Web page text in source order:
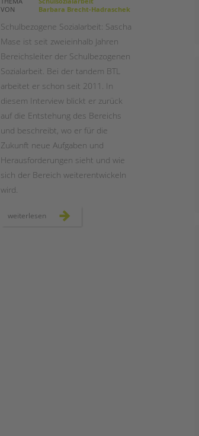
VON
Barbara Brecht-Hadraschek
Schulbezogene Sozialarbeit: Sascha
Mase ist seit zweieinhalb Jahren
Bereichsleiter der Schulbezogenen
Sozialarbeit. Bei der tandem BTL
arbeitet er schon seit 2011. In
diesem Interview blickt er zurück
auf die Entstehung des Bereichs
und beschreibt, wo er für die
Zukunft neue Aufgaben und
Herausforderungen sieht und wie
sich der Bereich weiterentwickeln
wird.
weiterlesen herausforderungen